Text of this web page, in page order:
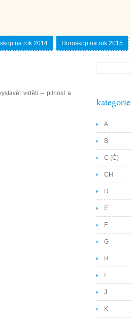
na rok 2014 Horoskop na rok 2015
viděti – pilnost a
kategorie
A
B
C (Č)
CH
D
E
F
G
H
J
K